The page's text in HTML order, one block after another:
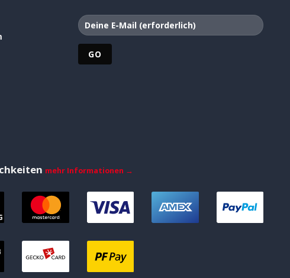
mehr Informationen →